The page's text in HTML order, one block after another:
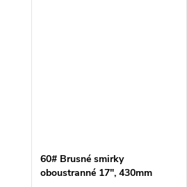
60# Brusné smirky
oboustranné 17", 430mm